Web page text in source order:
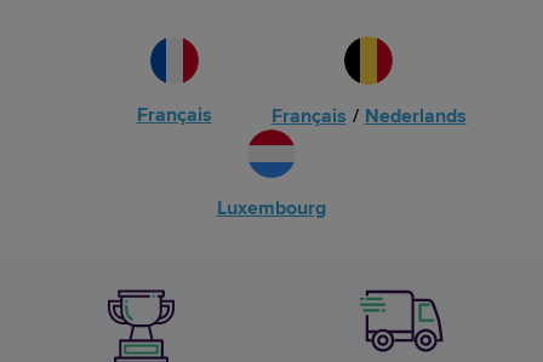
Français Français / Nederlands
Luxembourg